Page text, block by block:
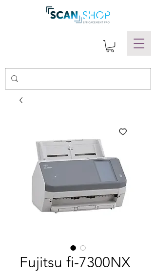
Fujitsu fi-7300NX